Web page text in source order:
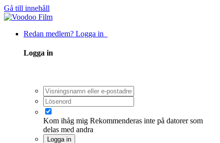
Gå till innehåll
Redan medlem? Logga in
Logga in
Kom ihåg mig Rekommenderas inte på datorer som
delas med andra
Logga in